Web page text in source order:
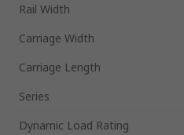
Rail Width
Carriage Width
Carriage Length
Series
Dynamic Load Rating